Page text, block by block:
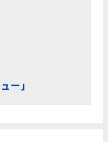
ー」